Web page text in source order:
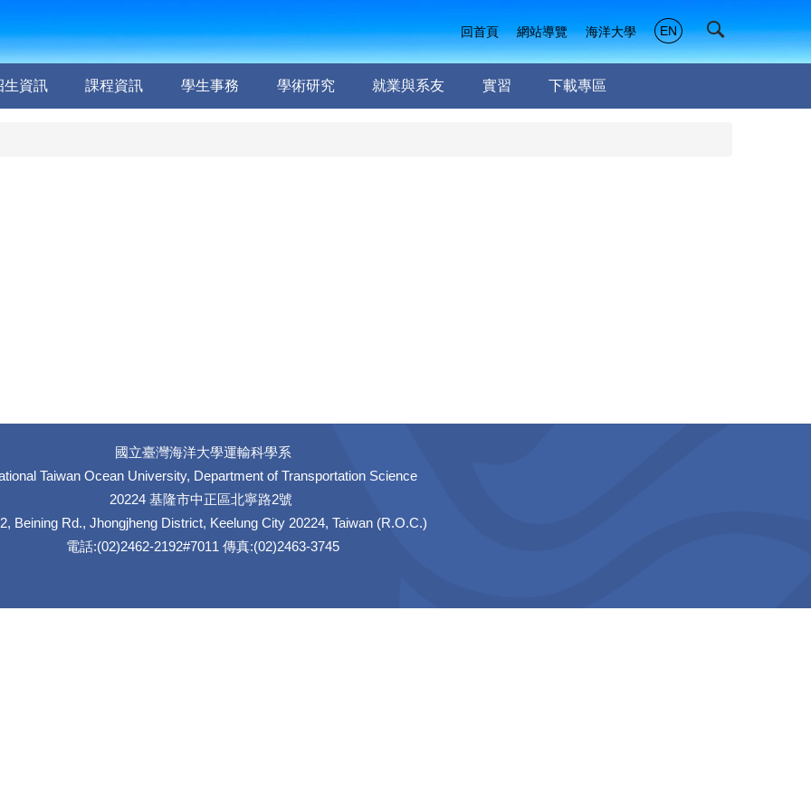
生資訊 課程資訊 學生事務 學術研究 就業與系友 實習 下載專區
回首頁 網站導覽 海洋大學 EN
國立臺灣海洋大學運輸科學系
Taiwan Ocean University, Department of Transportation Science
20224 基隆市中正區北寧路2號
Beining Rd., Jhongjheng District, Keelung City 20224, Taiwan (R.O.C.)
電話:(02)2462-2192#7011 傳真:(02)2463-3745